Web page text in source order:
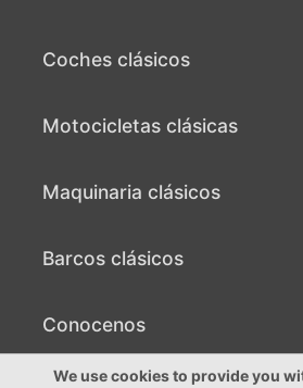
Coches clásicos
Motocicletas clásicas
Maquinaria clásicos
Barcos clásicos
Vende barco clásico
Conocenos
Conocenos
We use cookies to provide you